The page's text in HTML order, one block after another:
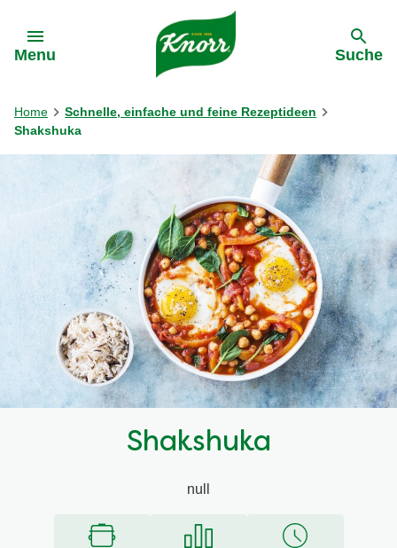
Menu Suche
Home
Schnelle, einfache und feine Rezeptideen
Shakshuka
Shakshuka
null